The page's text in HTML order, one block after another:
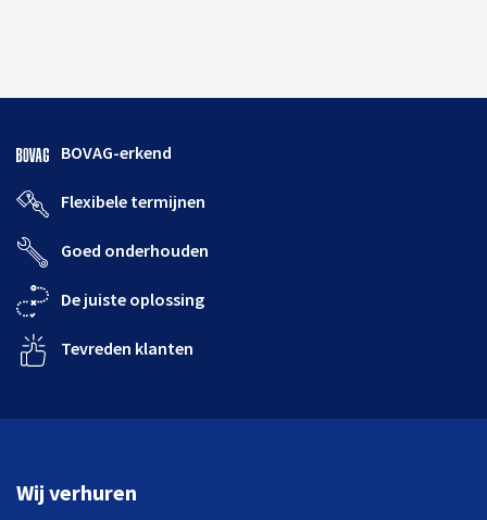
BOVAG-erkend
Flexibele termijnen
Goed onderhouden
De juiste oplossing
Tevreden klanten
Wij verhuren